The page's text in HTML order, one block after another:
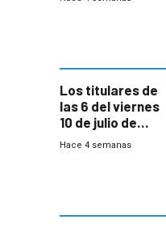
Los titulares de
las 6 del viernes
10 de julio de
2026
Hace 4 semanas